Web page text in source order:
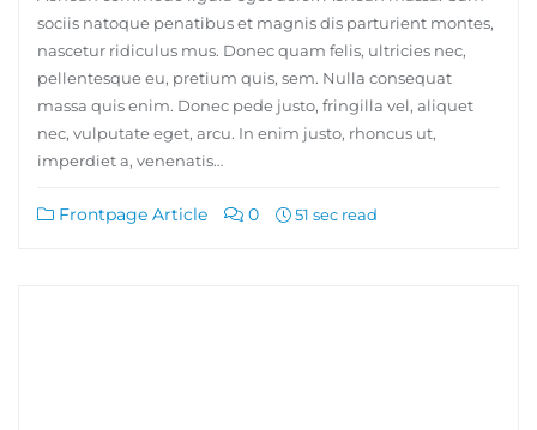
sociis natoque penatibus et magnis dis parturient montes,
nascetur ridiculus mus. Donec quam felis, ultricies nec,
pellentesque eu, pretium quis, sem. Nulla consequat
massa quis enim. Donec pede justo, fringilla vel, aliquet
nec, vulputate eget, arcu. In enim justo, rhoncus ut,
imperdiet a, venenatis…
Frontpage Article 0 51 sec read